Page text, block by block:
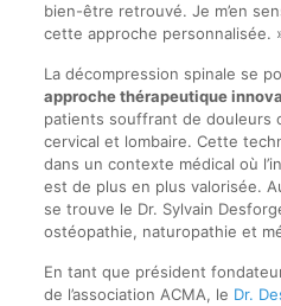
bien-être retrouvé. Je m’en
cette approche personnalisée.
La décompression spinale se
approche thérapeutique
patients souffrant de douleurs
cervical et lombaire. Cette
dans un contexte médical où
est de plus en plus valorisée.
se trouve le Dr. Sylvain
ostéopathie, naturopathie et
En tant que président
de l’association ACMA, le Dr.